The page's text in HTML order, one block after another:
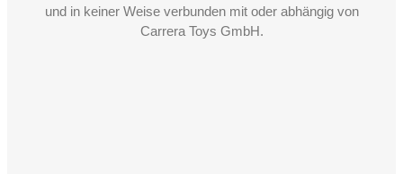
und in keiner Weise verbunden mit oder abhängig von
Carrera Toys GmbH.